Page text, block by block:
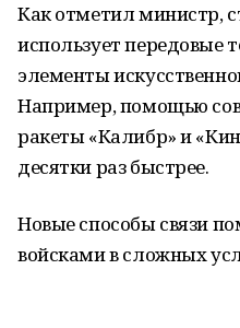
Как отметил министр,
использует передовые
элементы
Например, помощью
ракеты «Калибр» и
десятки раз быстрее.
Новые способы связи
войсками в сложных